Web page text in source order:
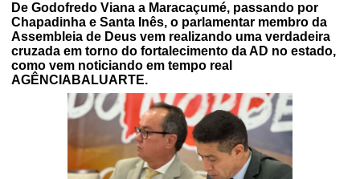
De Godofredo Viana a Maracaçumé, passando por
Chapadinha e Santa Inês, o parlamentar membro da
Assembleia de Deus vem realizando uma verdadeira
cruzada em torno do fortalecimento da AD no estado,
como vem noticiando em tempo real
AGÊNCIABALUARTE.